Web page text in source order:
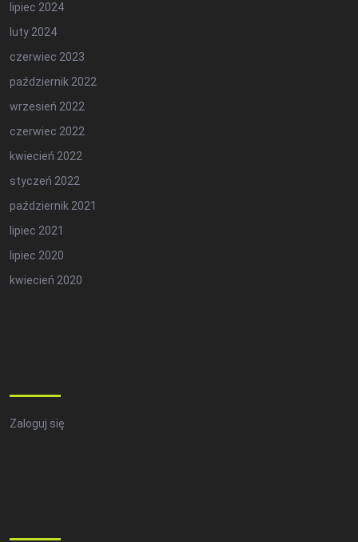
lipiec 2024
luty 2024
czerwiec 2023
październik 2022
wrzesień 2022
czerwiec 2022
kwiecień 2022
styczeń 2022
październik 2021
lipiec 2021
lipiec 2020
kwiecień 2020
Zaloguj się